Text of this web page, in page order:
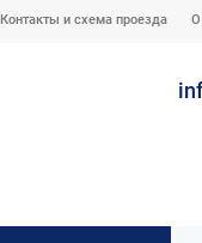
Контакты и схема проезда О